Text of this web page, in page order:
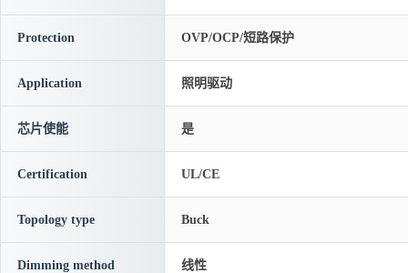
Protection OVP/OCP/短路保护
Application 照明驱动
芯片使能 是
Certification UL/CE
Topology type Buck
Dimming method 线性